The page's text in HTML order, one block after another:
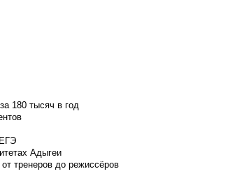
180 тысяч в год
Адыгеи
тренеров до режиссёров